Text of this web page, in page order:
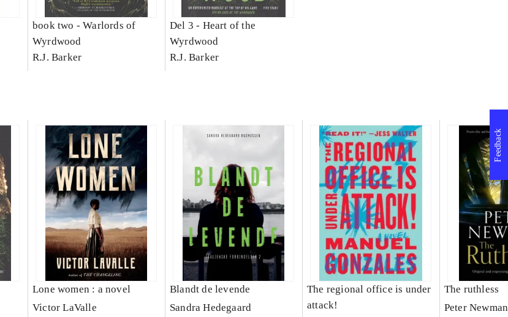
book two -Warlords of
Wyrdwood
R.J. Barker
Del 3 - Heart of the
Wyrdwood
R.J. Barker
Lone women : a novel
Victor LaValle
Blandt de levende
Sandra Hedegaard
The regional office is under
attack!
The ruthless
Peter Newman
Feedback